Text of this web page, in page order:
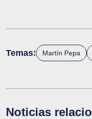
Temas: Martín Pepa
Noticias